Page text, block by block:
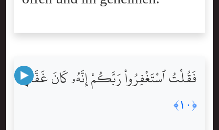
فَقُلْتُ ٱسْتَغْفِرُواْ رَبَّكُمْ إِنَّهُۥ كَانَ غَفَّارًۭا
﴿١٠﴾